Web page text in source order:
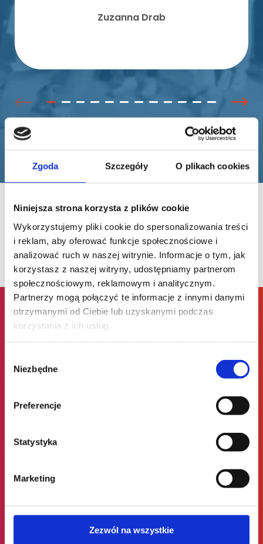
Zgoda Szczegóły O plikach cookies
Niniejsza strona korzysta z plików cookie
Wykorzystujemy pliki cookie do spersonalizowania treści
i reklam, aby oferować funkcje społecznościowe i
analizować ruch w naszej witrynie. Informacje o tym, jak
korzystasz z naszej witryny, udostępniamy partnerom
społecznościowym, reklamowym i analitycznym.
Partnerzy mogą połączyć te informacje z innymi danymi
otrzymanymi od Ciebie lub uzyskanymi podczas
korzystania z ich usług.
przetwarzamy dane osobowe w ramach
zgody
Niezbędne
Preferencje
Statystyka
Marketing
Zezwól na wszystkie
Zuzanna Drab
O wykładowcach
Dlaczego my?
Więcej praktyki, mniej teorii
Na naszych szkoleniach otrzymasz tylko praktyczne
informacje, które pozwolą Ci przejść najkrótszą drogą z
punktu, w którym jesteś do punktu, w którym chcesz